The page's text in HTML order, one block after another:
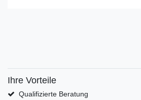
Ihre Vorteile
Qualifizierte Beratung